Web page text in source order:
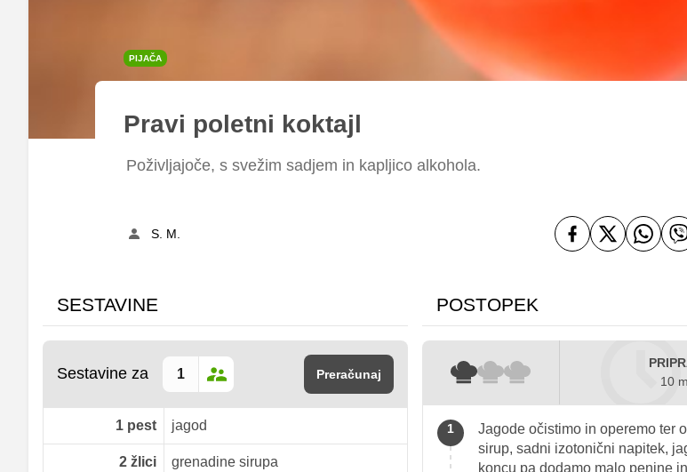
PIJAČA
Pravi poletni koktajl
Poživljajoče, s svežim sadjem in kapljico alkohola.
S. M.
SESTAVINE
Sestavine za Preračunaj
1 pest jagod
2 žlici grenadine sirupa
POSTOPEK
10
Jagode očistimo in operemo ter
sirup, sadni izotonični napitek,
koncu pa dodamo malo penine